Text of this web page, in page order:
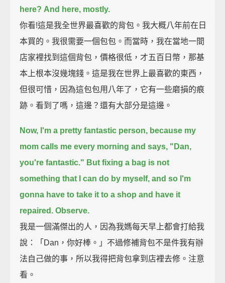
here? And here, mostly.
你看!這是我全世界最喜歡的背包。我大概八年前在日
本買的。我很需要一個包包。而當時，我在當地一間
店家裡找到這個背包，價格很低，才五百日幣，那基
本上根本沒幾塊錢。這是我在世界上最喜歡的東西，
但很可惜，因為這包包用八年了，它有一些磨損的痕
跡。看到了嗎，這邊？還有大部分是這邊。
Now, I'm a pretty fantastic person, because my
mom calls me every morning and says, "Dan,
you're fantastic." But fixing a bag is not
something that I can do by myself, and so I'm
gonna have to take it to a shop and have it
repaired. Observe.
我是一個滿傑出的人，因為我媽每天早上都會打給我
說：「Dan，你好棒。」不過修補背包不是件我有辦
法自己做的事，所以我得把背包拿到店裡去修。注意
看。